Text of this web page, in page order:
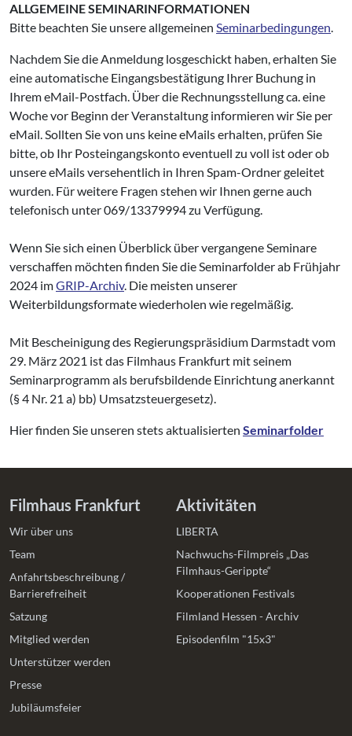
ALLGEMEINE SEMINARINFORMATIONEN
Bitte beachten Sie unsere allgemeinen Seminarbedingungen.
Nachdem Sie die Anmeldung losgeschickt haben, erhalten Sie
eine automatische Eingangsbestätigung Ihrer Buchung in
Ihrem eMail-Postfach. Über die Rechnungsstellung ca. eine
Woche vor Beginn der Veranstaltung informieren wir Sie per
eMail. Sollten Sie von uns keine eMails erhalten, prüfen Sie
bitte, ob Ihr Posteingangskonto eventuell zu voll ist oder ob
unsere eMails versehentlich in Ihren Spam-Ordner geleitet
wurden. Für weitere Fragen stehen wir Ihnen gerne auch
telefonisch unter 069/13379994 zu Verfügung.
Wenn Sie sich einen Überblick über vergangene Seminare
verschaffen möchten finden Sie die Seminarfolder ab Frühjahr
2024 imGRIP-Archiv. Die meisten unserer
Weiterbildungsformate wiederholen wie regelmäßig.
Mit Bescheinigung des Regierungspräsidium Darmstadt vom
29. März 2021 ist das Filmhaus Frankfurt mit seinem
Seminarprogramm als berufsbildende Einrichtung anerkannt
(§ 4 Nr. 21 a) bb) Umsatzsteuergesetz).
Hier finden Sie unseren stets aktualisierten Seminarfolder
Filmhaus Frankfurt
Wir über uns
Team
Anfahrtsbeschreibung /
Barrierefreiheit
Satzung
Mitglied werden
Unterstützer werden
Presse
Jubiläumsfeier
Aktivitäten
LIBERTA
Nachwuchs-Filmpreis „Das
Filmhaus-Gerippte“
Kooperationen Festivals
Filmland Hessen - Archiv
Episodenfilm "15x3"